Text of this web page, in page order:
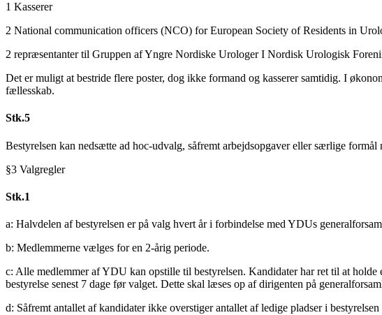
1 Kasserer
2 National communication officers (NCO) for European Society of Residents in
2 repræsentanter til Gruppen af Yngre Nordiske Urologer I Nordisk Urologisk
Det er muligt at bestride flere poster, dog ikke formand og kasserer samtidig. I
fællesskab.
Stk.5
Bestyrelsen kan nedsætte ad hoc-udvalg, såfremt arbejdsopgaver eller særlige
§3 Valgregler
Stk.1
a: Halvdelen af bestyrelsen er på valg hvert år i forbindelse med YDUs
b: Medlemmerne vælges for en 2-årig periode.
c: Alle medlemmer af YDU kan opstille til bestyrelsen. Kandidater har ret til at
bestyrelse senest 7 dage før valget. Dette skal læses op af dirigenten på
d: Såfremt antallet af kandidater ikke overstiger antallet af ledige pladser i